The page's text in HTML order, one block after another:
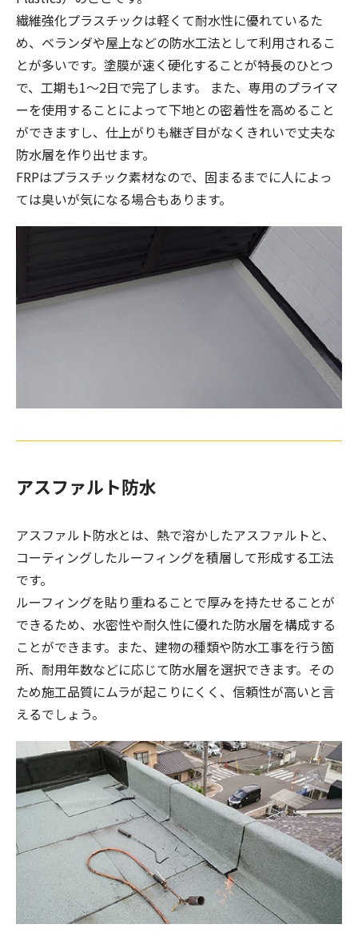
繊維強化プラスチックは軽くて耐水性に優れているた
め、ベランダや屋上などの防水工法として利用されるこ
とが多いです。塗膜が速く硬化することが特長のひとつ
で、工期も1～2日で完了します。 また、専用のプライマ
ーを使用することによって下地との密着性を高めること
ができますし、仕上がりも継ぎ目がなくきれいで丈夫な
防水層を作り出せます。
FRPはプラスチック素材なので、固まるまでに人によっ
ては臭いが気になる場合もあります。
アスファルト防水
アスファルト防水とは、熱で溶かしたアスファルトと、
コーティングしたルーフィングを積層して形成する工法
です。
ルーフィングを貼り重ねることで厚みを持たせることが
できるため、水密性や耐久性に優れた防水層を構成する
ことができます。また、建物の種類や防水工事を行う箇
所、耐用年数などに応じて防水層を選択できます。その
ため施工品質にムラが起こりにくく、信頼性が高いと言
えるでしょう。